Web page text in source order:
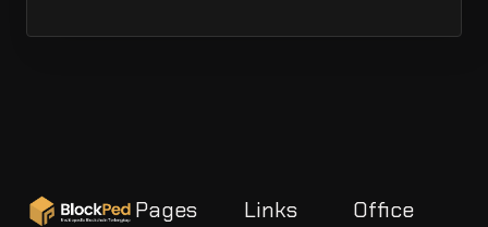
Pages Links
Office